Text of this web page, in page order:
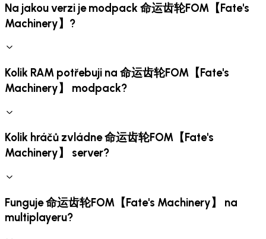
Na jakou verzi je modpack 命运齿轮FOM【Fate's
Machinery】?
Kolik RAM potřebuji na 命运齿轮FOM【Fate's
Machinery】 modpack?
Kolik hráčů zvládne 命运齿轮FOM【Fate's
Machinery】 server?
Funguje 命运齿轮FOM【Fate's Machinery】 na
multiplayeru?